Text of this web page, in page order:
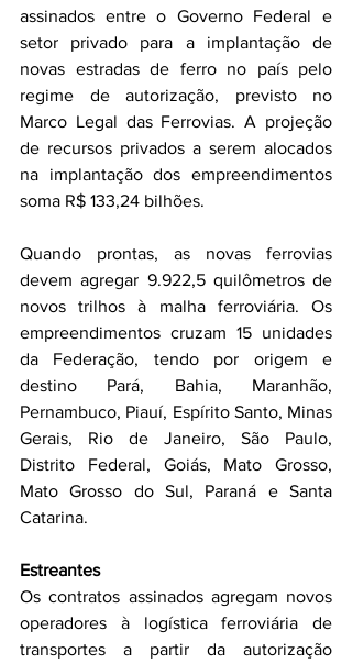
assinados entre o Governo Federal e
setor privado para a implantação de
novas estradas de ferro no país pelo
regime de autorização, previsto no
Marco Legal das Ferrovias. A projeção
de recursos privados a serem alocados
na implantação dos empreendimentos
soma R$ 133,24 bilhões.
Quando prontas, as novas ferrovias
devem agregar 9.922,5 quilômetros de
novos trilhos à malha ferroviária. Os
empreendimentos cruzam 15 unidades
da Federação, tendo por origem e
destino Pará, Bahia, Maranhão,
Pernambuco, Piauí, Espírito Santo, Minas
Gerais, Rio de Janeiro, São Paulo,
Distrito Federal, Goiás, Mato Grosso,
Mato Grosso do Sul, Paraná e Santa
Catarina.
Estreantes
Os contratos assinados agregam novos
operadores à logística ferroviária de
transportes a partir da autorização